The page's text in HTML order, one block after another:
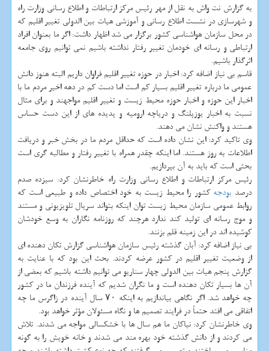
به گزارش نت واش به نقل از مهر رئیس مركز ارتباطات و اطلاع رسانی وزارت راه
و شهرسازی در نشست اطلاع رسانی و آموزشی هیات بین الدولی تغییر اقلیم كه
در محل سازمان هواشناسی كشور برگزار می شد اظهار داشت: اگر ما بعنوان افراد
ارتباطی و رسانه ای خودمان تغییر رفتار نداشته باشیم نمی توانیم روی جامعه
اثرگذار باشیم.
قاسم بی نیاز اضافه كرد: اخبار در حوزه تغییر اقلیم فراوان داریم البته هنوز دانش
عمومی ما درباره تغییر اقلیم بسیار كم است اما دست كم در دهه اخیر مردم ما با
اخبار این حوزه و اخبار حوزه محیط زیست و تغییر اقلیم مواجهند و برای مثال
نسبت به اخبار یوزپلنگ و دریاچه ارومیه و پدیده های از این دست حساس
هستند و واكنش نشان می دهند.
وی تاكید كرد: این نشان داده است كه حداقل مردم ما در بخش خبر و دریافت
اطلاعات به روز هستند. اما اینكه چقدر همراه با تغییر رفتار و مطالبه گری است
بحثی است كه باید به آن بپردازیم.
رئیس مركز ارتباطات و اطلاع رسانی وزارت راه خاطرنشان كرد: سیزده صدم
درصد بودجه كشور را محیط زیست به خود اختصاص داده و طبیعی است كه
روابط عمومی سازمان محیط زیست توان اینكه بتواند سریال تلویزیونی و مستند
و موج رسانه ای تولید كند ندارد هرچند كه روزنامه نگاران به وسع خودشان
كوشیده اند در این زمینه قلم بزنند.
بی نیاز اضافه كرد: آبان گذشته رئیس سازمان هواشناسی گزارش تكان دهنده ای
از وضعیت تغییر اقلیم در كشور عرضه كردند. بحث این بود كه با عنایت به
گزارش پنجم هیات بین الدولی چهار سناریو می توانیم داشته باشیم كه بعضی از
آن ها بسیار تكان دهنده است و ما نگران شدیم كه آینده فرزندان ما در كشور
چه خواهد شد. اگر نگاهی بیاندازیم به اینكه ۷۰ سال آینده در زاگرس ما چه
اتفاقی می افتد حتماً در فرایند تصمیم ها و نگاه مسئولان مؤثر خواهد بود.
وی خاطرنشان كرد: نیاكان ما هم سال ها با خشكسالی مواجه می شدند. تلاش
می كردند و از دانش گذشته خود بهره مند می شدند و خانه خویش را به گونه